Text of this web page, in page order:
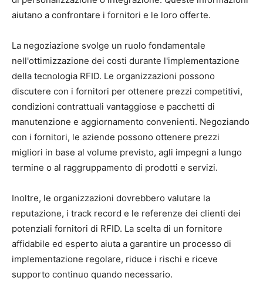
aiutano a confrontare i fornitori e le loro offerte.
La negoziazione svolge un ruolo fondamentale
nell'ottimizzazione dei costi durante l'implementazione
della tecnologia RFID. Le organizzazioni possono
discutere con i fornitori per ottenere prezzi competitivi,
condizioni contrattuali vantaggiose e pacchetti di
manutenzione e aggiornamento convenienti. Negoziando
con i fornitori, le aziende possono ottenere prezzi
migliori in base al volume previsto, agli impegni a lungo
termine o al raggruppamento di prodotti e servizi.
Inoltre, le organizzazioni dovrebbero valutare la
reputazione, i track record e le referenze dei clienti dei
potenziali fornitori di RFID. La scelta di un fornitore
affidabile ed esperto aiuta a garantire un processo di
implementazione regolare, riduce i rischi e riceve
supporto continuo quando necessario.